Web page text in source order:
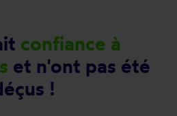
confiance à
et n'ont pas été
!